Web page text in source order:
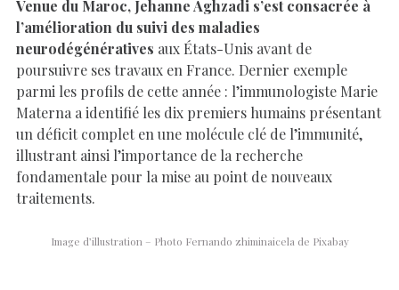
Venue du Maroc, Jehanne Aghzadi s’est consacrée à
l’amélioration du suivi des maladies
neurodégénératives aux États-Unis avant de
poursuivre ses travaux en France. Dernier exemple
parmi les profils de cette année : l’immunologiste Marie
Materna a identifié les dix premiers humains présentant
un déficit complet en une molécule clé de l’immunité,
illustrant ainsi l’importance de la recherche
fondamentale pour la mise au point de nouveaux
traitements.
Image d’illustration – Photo Fernando zhiminaicela de Pixabay